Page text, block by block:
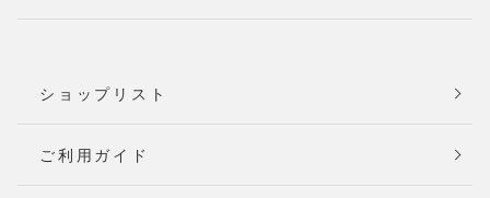
ショップリスト
ご利用ガイド